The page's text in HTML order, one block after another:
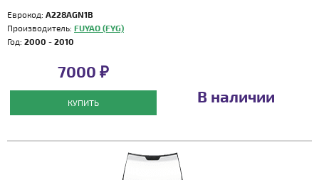
Еврокод: A228AGN1B
Производитель: FUYAO (FYG)
Год: 2000 - 2010
7000 ₽
КУПИТЬ В наличии